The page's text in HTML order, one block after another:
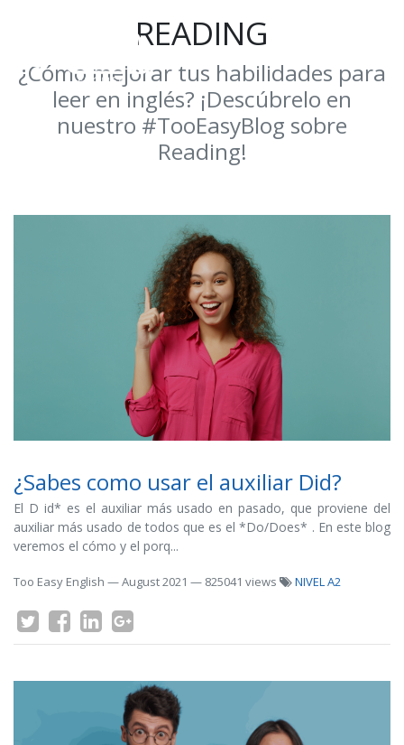
READING
¿Cómo mejorar tus habilidades para
leer en inglés? ¡Descúbrelo en
nuestro #TooEasyBlog sobre
Reading!
¿Sabes como usar el auxiliar Did?
El D id* es el auxiliar más usado en pasado, que proviene del
auxiliar más usado de todos que es el *Do/Does* . En este blog
veremos el cómo y el porq...
Too Easy English —August 2021 — 825041 views NIVEL A2